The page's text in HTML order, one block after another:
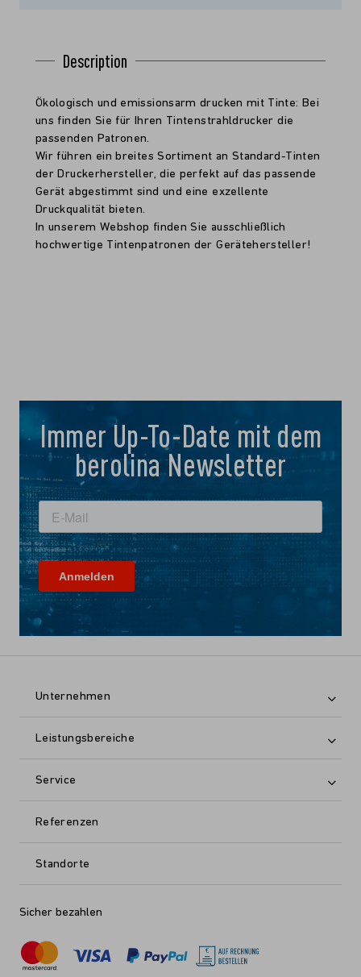
Description
Ökologisch und emissionsarm drucken mit Tinte: Bei
uns finden Sie für Ihren Tintenstrahldrucker die
passenden Patronen.
Wir führen ein breites Sortiment an Standard-Tinten
der Druckerhersteller, die perfekt auf das passende
Gerät abgestimmt sind und eine exzellente
Druckqualität bieten.
In unserem Webshop finden Sie ausschließlich
hochwertige Tintenpatronen der Gerätehersteller!
Immer Up-To-Date mit dem
berolina Newsletter
Unternehmen
Leistungsbereiche
Service
Referenzen
Standorte
Sicher bezahlen